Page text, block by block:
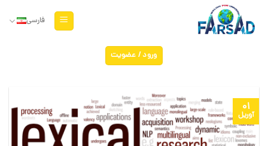
content
فارسی
ورود / عضویت
01
آوریل